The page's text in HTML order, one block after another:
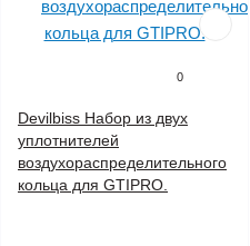
0
Devilbiss Набор из двух
уплотнителей
воздухораспределительного
кольца для GTIPRO.